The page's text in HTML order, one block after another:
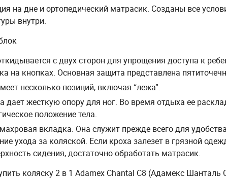
на дне и ортопедический матрасик. Созданы все
внутри.
с двух сторон для упрощения доступа к
на кнопках. Основная защита представлена
несколько позиций, включая “лежа”.
дает жесткую опору для ног. Во время отдыха ее
положение тела.
вкладка. Она служит прежде всего для
ухода за коляской. Если кроха залезет в грязной
сидения, достаточно обработать матрасик.
коляску 2 в 1 Adamex Chantal С8 (Адамекс Шанталь